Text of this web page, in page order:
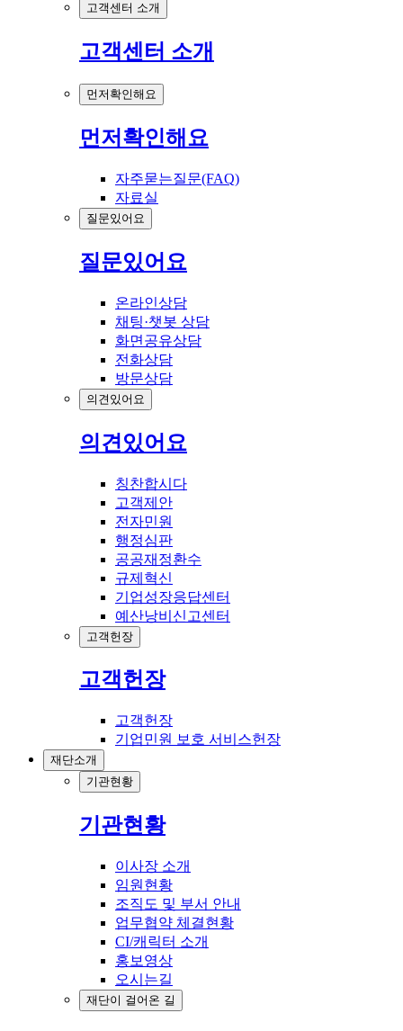
고객센터 소개
고객센터 소개
먼저확인해요
먼저확인해요
자주묻는질문(FAQ)
자료실
질문있어요
질문있어요
온라인상담
채팅·챗봇 상담
화면공유상담
전화상담
방문상담
의견있어요
의견있어요
칭찬합시다
고객제안
전자민원
행정심판
공공재정환수
규제혁신
기업성장응답센터
예산낭비신고센터
고객헌장
고객헌장
고객헌장
기업민원 보호 서비스헌장
재단소개
기관현황
기관현황
이사장 소개
임원현황
조직도 및 부서 안내
업무협약 체결현황
CI/캐릭터 소개
홍보영상
오시는길
재단이 걸어온 길